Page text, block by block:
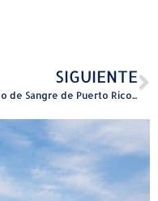
SIGUIENTE
Banco de Sangre de Puerto Rico en Centro Médico hace un llamado urgente para la donación de sangre y plaquetas durante la época festiva